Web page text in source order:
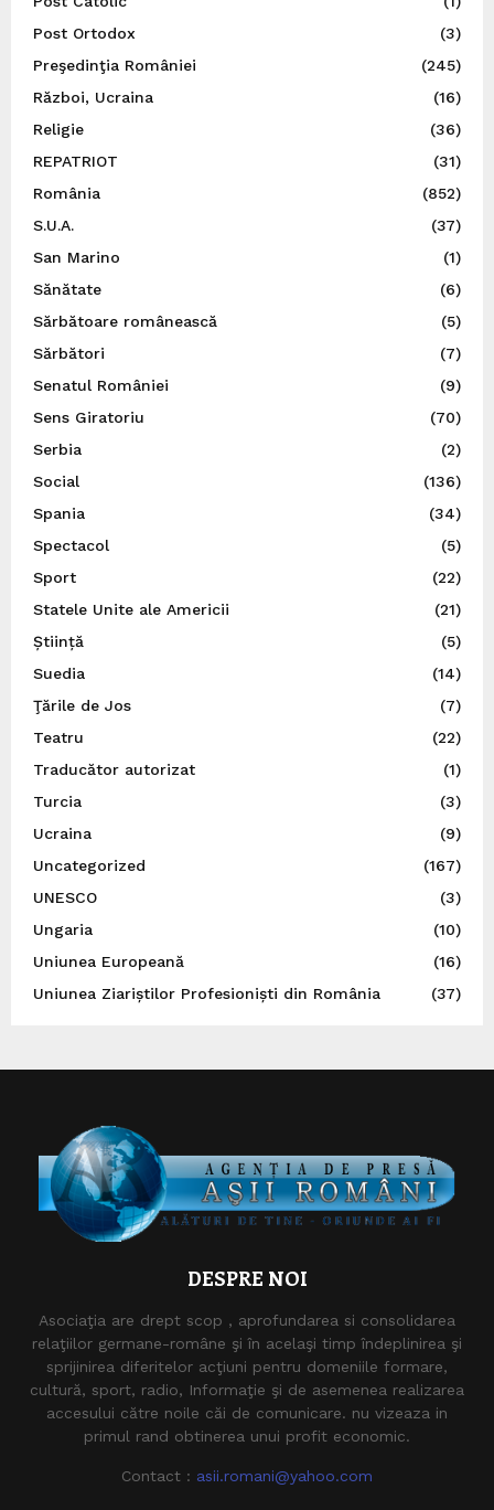
Post Ortodox
(3)
Preşedinţia României
(245)
Război, Ucraina
(16)
Religie
(36)
REPATRIOT
(31)
România
(852)
S.U.A.
(37)
San Marino
(1)
Sănătate
(6)
Sărbătoare românească
(5)
Sărbători
(7)
Senatul României
(9)
Sens Giratoriu
(70)
Serbia
(2)
Social
(136)
Spania
(34)
Spectacol
(5)
Sport
(22)
Statele Unite ale Americii
(21)
Știință
(5)
Suedia
(14)
Ţările de Jos
(7)
Teatru
(22)
Traducător autorizat
(1)
Turcia
(3)
Ucraina
(9)
Uncategorized
(167)
UNESCO
(3)
Ungaria
(10)
Uniunea Europeană
(16)
Uniunea Ziariștilor Profesioniști din România
(37)
DESPRE NOI
Asociaţia are drept scop , aprofundarea si consolidarea
relaţiilor germane-române şi în acelaşi timp îndeplinirea şi
sprijinirea diferitelor acţiuni pentru domeniile formare,
cultură, sport, radio, Informaţie şi de asemenea realizarea
accesului către noile căi de comunicare. nu vizeaza in
primul rand obtinerea unui profit economic.
Contact : asii.romani@yahoo.com